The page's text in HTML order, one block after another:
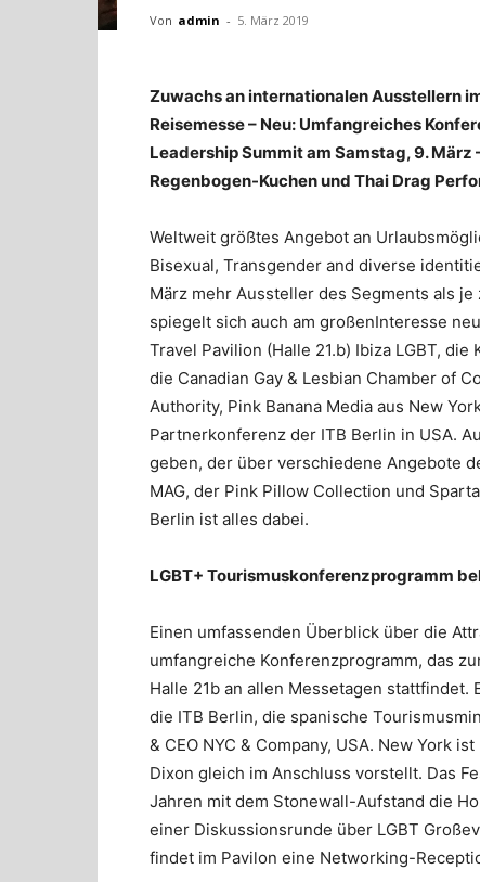
Von admin - 5. März 2019
Zuwachs an internationalen Ausstellern
Reisemesse – Neu: Umfangreiches
Leadership Summit am Samstag, 9.
Regenbogen-Kuchen und Thai Drag
Weltweit größtes Angebot an
Bisexual, Transgender and diverse
März mehr Aussteller des Segments als
spiegelt sich auch am großenInteresse
Travel Pavilion (Halle 21.b) Ibiza LGBT,
die Canadian Gay & Lesbian Chamber of
Authority, Pink Banana Media aus New
Partnerkonferenz der ITB Berlin in USA.
geben, der über verschiedene Angebote
MAG, der Pink Pillow Collection und
Berlin ist alles dabei.
LGBT+ Tourismuskonferenzprogramm
Einen umfassenden Überblick über die
umfangreiche Konferenzprogramm, das
Halle 21b an allen Messetagen
die ITB Berlin, die spanische
& CEO NYC & Company, USA. New York
Dixon gleich im Anschluss vorstellt. Das
Jahren mit dem Stonewall-Aufstand die
einer Diskussionsrunde über LGBT
findet im Pavilon eine Networking-